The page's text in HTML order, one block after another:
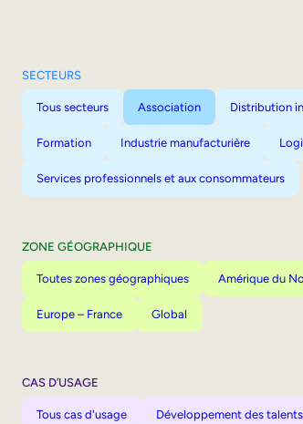
SECTEURS
Tous secteurs Association Distribution
Formation Industrie manufacturière
Services professionnels et aux consommateurs
ZONE GÉOGRAPHIQUE
Toutes zones géographiques Amérique du
Europe – France Global
CAS D’USAGE
Tous cas d'usage Développement des talents